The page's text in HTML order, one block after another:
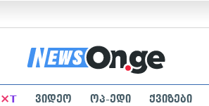
×T ვიდეო ოპ-ედი ქვიზები